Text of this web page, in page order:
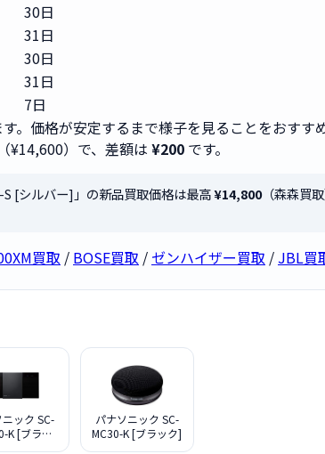
30日
31日
30日
31日
7日
。価格が安定するまで様子を見ることをおすすめ
¥14,600）で、差額は ¥200 です。
[シルバー]」の新品買取価格は最高¥14,800（森森買
買取 / BOSE買取 / ゼンハイザー買取 / JBL買
ック SC-
K [ブラッ
パナソニック SC-
MC30-K [ブラック]